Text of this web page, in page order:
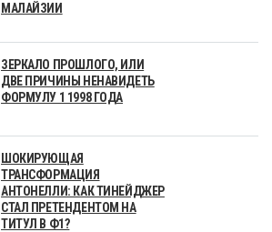
МАЛАЙЗИИ
ЗЕРКАЛО ПРОШЛОГО, ИЛИ
ДВЕ ПРИЧИНЫ НЕНАВИДЕТЬ
ФОРМУЛУ 1 1998 ГОДА
ШОКИРУЮЩАЯ
ТРАНСФОРМАЦИЯ
АНТОНЕЛЛИ: КАК ТИНЕЙДЖЕР
СТАЛ ПРЕТЕНДЕНТОМ НА
ТИТУЛ В Ф1?